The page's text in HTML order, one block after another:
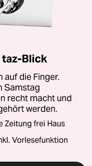
taz-Blick
auf die Finger.
Samstag
recht macht und
werden.
Zeitung frei Haus
Vorlesefunktion